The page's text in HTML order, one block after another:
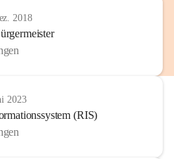
2018
2023
(RIS)